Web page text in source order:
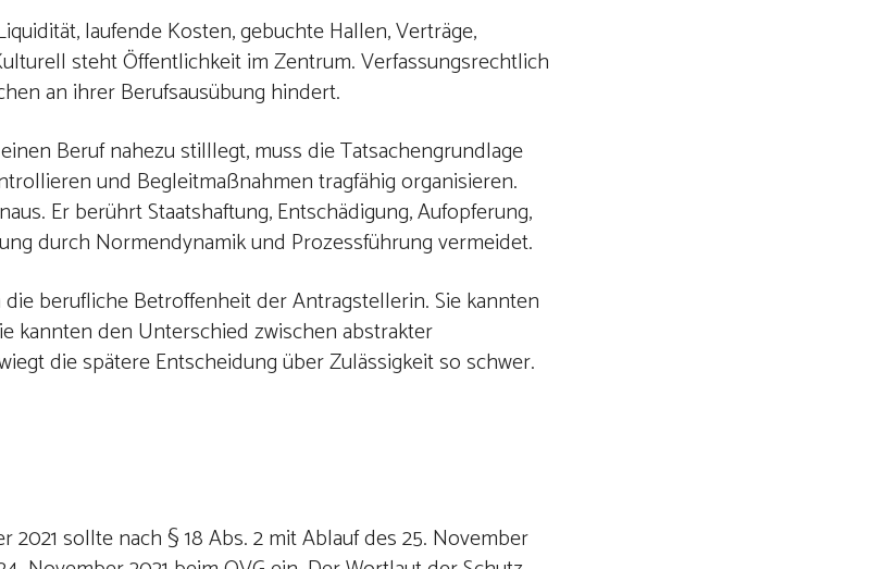
laufende Kosten, gebuchte Hallen, Verträge,
steht Öffentlichkeit im Zentrum. Verfassungsrechtlich
an ihrer Berufsausübung hindert.
Beruf nahezu stilllegt, muss die Tatsachengrundlage
und Begleitmaßnahmen tragfähig organisieren.
Er berührt Staatshaftung, Entschädigung, Aufopferung,
durch Normendynamik und Prozessführung vermeidet.
berufliche Betroffenheit der Antragstellerin. Sie kannten
kannten den Unterschied zwischen abstrakter
die spätere Entscheidung über Zulässigkeit so schwer.
sollte nach § 18 Abs. 2 mit Ablauf des 25. November